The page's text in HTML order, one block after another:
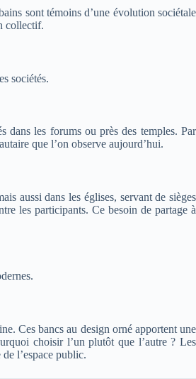
sont témoins d’une évolution sociétale
collectif.
sociétés.
dans les forums ou près des temples. Par
que l’on observe aujourd’hui.
aussi dans les églises, servant de sièges
les participants. Ce besoin de partage à
Ces bancs au design orné apportent une
choisir l’un plutôt que l’autre ? Les
l’espace public.